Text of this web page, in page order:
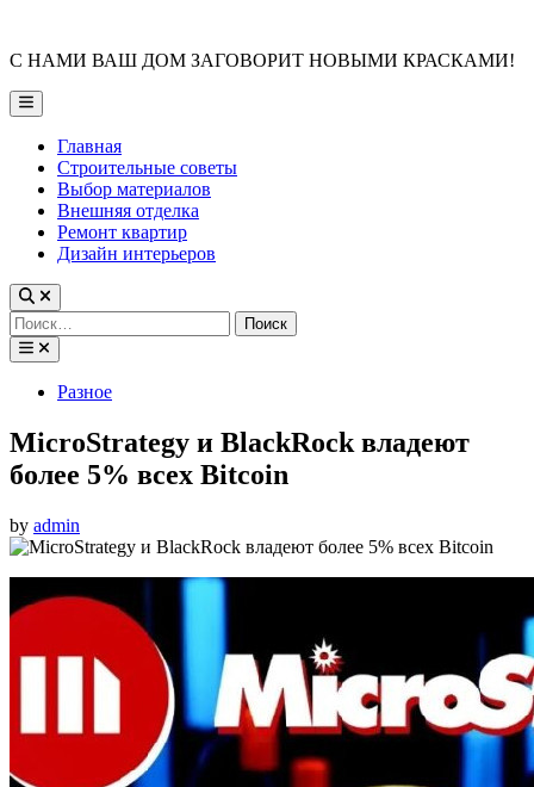
content
С НАМИ ВАШ ДОМ ЗАГОВОРИТ НОВЫМИ КРАСКАМИ!
Main
Menu
Главная
Строительные советы
Выбор материалов
Внешняя отделка
Ремонт квартир
Дизайн интерьеров
Найти:
PostedРазное
MicroStrategy и BlackRock владеют
более 5% всех Bitcoin
by admin